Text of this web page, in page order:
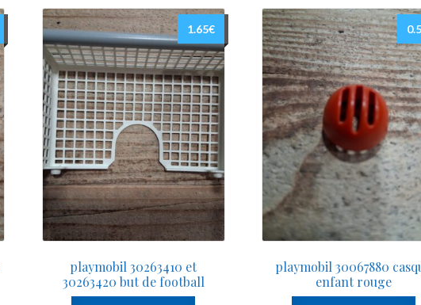
playmobil 30263410 et
30263420 but de football
1.65€
playmobil 30067880
enfant rouge